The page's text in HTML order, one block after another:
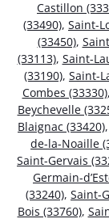
Castillon
(33490), Saint-
(33450),
(33113), Saint-
(33190), Saint-
Combes (33330),
Beychevelle
Blaignac (33420),
de-la-Noaille
Saint-Gervais
Germain-
(33240), Saint-
Bois (33760),